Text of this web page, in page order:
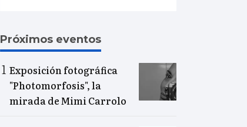
Próximos eventos
Exposición fotográfica
"Photomorfosis", la
mirada de Mimi Carrolo